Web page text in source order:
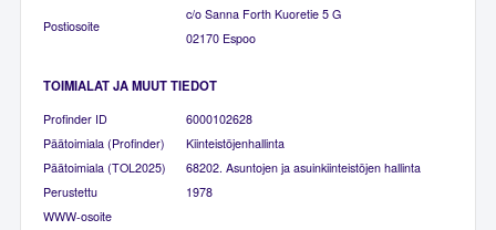
Postiosoite
c/o Sanna Forth Kuoretie 5 G
02170 Espoo
TOIMIALAT JA MUUT TIEDOT
Profinder ID
6000102628
Päätoimiala (Profinder)
Kiinteistöjenhallinta
Päätoimiala (TOL2025)
68202. Asuntojen ja asuinkiinteistöjen hallinta
Perustettu
1978
WWW-osoite